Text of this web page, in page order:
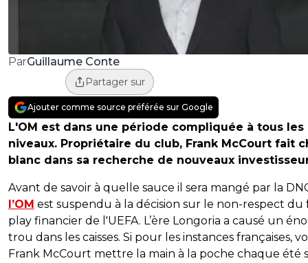
ParGuillaume Conte
Partager sur
Ajouter comme source préférée sur Google
L'OM est dans une période compliquée à tous les
niveaux. Propriétaire du club, Frank McCourt fait
blanc dans sa recherche de nouveaux
Avant de savoir à quelle sauce il sera mangé par la
l’OM est suspendu à la décision sur le non-respect du
play financier de l'UEFA. L’ère Longoria a causé un
trou dans les caisses. Si pour les instances françaises,
Frank McCourt mettre la main à la poche chaque été